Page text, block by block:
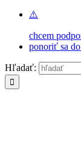
chcem
ponoriť sa
Hľadať: